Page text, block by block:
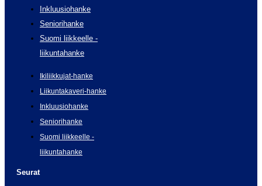
Inkluusiohanke
Seniorihanke
Suomi liikkeelle -
liikuntahanke
Ikiliikkujat-hanke
Liikuntakaveri-hanke
Inkluusiohanke
Seniorihanke
Suomi liikkeelle -
liikuntahanke
Seurat